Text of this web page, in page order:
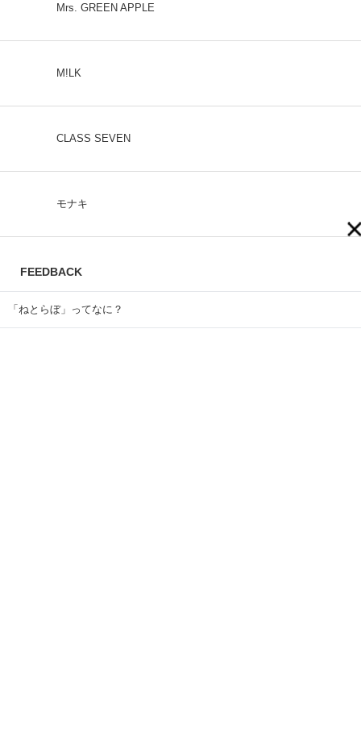
Mrs. GREEN APPLE
M!LK
CLASS SEVEN
モナキ
FEEDBACK
「ねとらぼ」ってなに？